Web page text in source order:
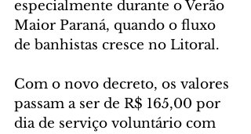
especialmente durante o Verão
Maior Paraná, quando o fluxo
de banhistas cresce no Litoral.
Com o novo decreto, os valores
passam a ser de R$ 165,00 por
dia de serviço voluntário com